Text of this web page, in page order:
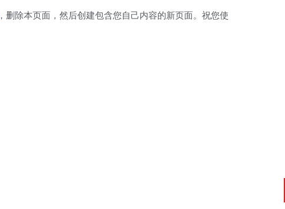
，删除本页面，然后创建包含您自己内容的新页面。祝您使